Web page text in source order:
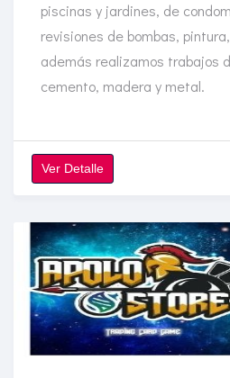
piscinas y jardines, de
revisiones de bombas,
además realizamos trabajos
cemento, madera y metal.
Ver Detalle